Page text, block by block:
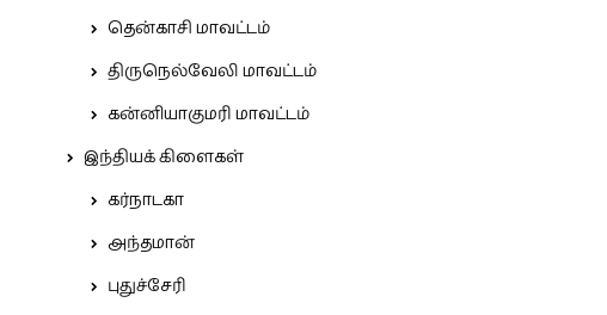
தென்காசி மாவட்டம்
திருநெல்வேலி மாவட்டம்
கன்னியாகுமரி மாவட்டம்
இந்தியக் கிளைகள்
கர்நாடகா
அந்தமான்
புதுச்சேரி